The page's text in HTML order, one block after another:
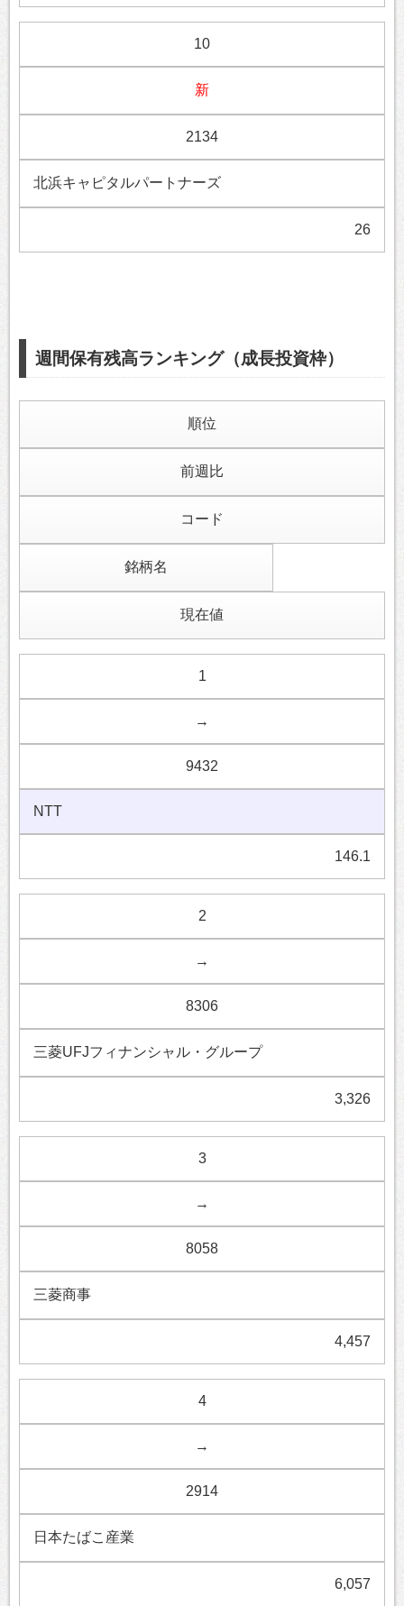
10
新
2134
北浜キャピタルパートナーズ
26
週間保有残高ランキング（成長投資枠）
順位
前週比
コード
銘柄名
現在値
1
→
9432
NTT
146.1
2
→
8306
三菱UFJフィナンシャル・グループ
3,326
3
→
8058
三菱商事
4,457
4
→
2914
日本たばこ産業
6,057